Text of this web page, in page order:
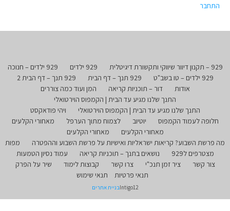
התחבר
929 – תקנון דיוור שיווקי ותקשורת דיגיטלית 929 ילדים
929 ילדים – חנוכה
929 ילדים – טו בשב"ט
929 תנך – דף הבית
929 תנך – דף הבית 2
אודות
דור – תוכניות קריאה
המן ועוד כמה צוררים
התנך שלנו מגיע עד הבית | הקמפוס הוירטואלי
התנך שלנו מגיע עד הבית | הקמפוס הוירטואלי
ויהי פודאקסט
חלופה לעמוד הקמפוס
יוטיוב לצמוח מתוך הערפל
מאחורי הקלעים
מאחורי הקלעים
מאחורי הקלעים
מה פרשת השבוע? קריאות ישראליות ואישיות על פרשת השבוע וההפטרה
מפות
מצטרפים ל929
נושאים בתנך – תוכניות קריאה
עמוד נסיון הטמעות
צור קשר
ציר זמן תנכ"י צרו קשר קבוצות לימוד
שיר על הפרק
תנאי פרטיות
תנאי שימוש
Intigo12בניית אתרים